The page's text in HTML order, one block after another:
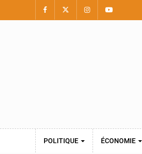
POLITIQUE ÉCONOMIE